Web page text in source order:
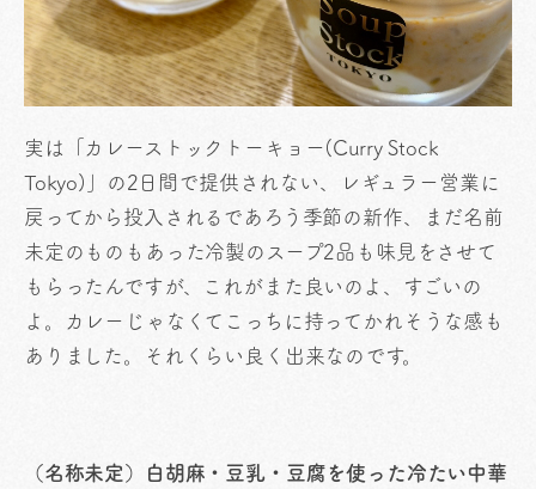
実は「カレーストックトーキョー(Curry Stock
Tokyo)」の2日間で提供されない、レギュラー営業に
戻ってから投入されるであろう季節の新作、まだ名前
未定のものもあった冷製のスープ2品も味見をさせて
もらったんですが、これがまた良いのよ、すごいの
よ。カレーじゃなくてこっちに持ってかれそうな感も
ありました。それくらい良く出来なのです。
（名称未定）白胡麻・豆乳・豆腐を使った冷たい中華